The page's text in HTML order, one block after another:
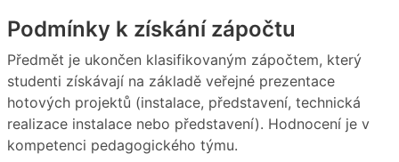
Podmínky k získání zápočtu
Předmět je ukončen klasifikovaným zápočtem, který
studenti získávají na základě veřejné prezentace
hotových projektů (instalace, představení, technická
realizace instalace nebo představení). Hodnocení je v
kompetenci pedagogického týmu.